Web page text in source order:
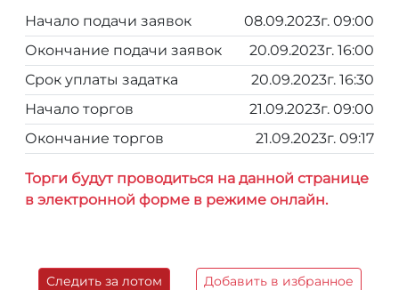
Начало подачи заявок
08.09.2023г. 09:00
Окончание подачи заявок
20.09.2023г. 16:00
Срок уплаты задатка
20.09.2023г. 16:30
Начало торгов
21.09.2023г. 09:00
Окончание торгов
21.09.2023г. 09:17
Торги будут проводиться на данной странице
в электронной форме в режиме онлайн.
Следить за лотом Добавить в избранное